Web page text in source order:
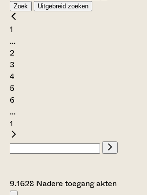
Zoek Uitgebreid zoeken
1
...
2
3
4
5
6
...
1
9.1628 Nadere toegang akten